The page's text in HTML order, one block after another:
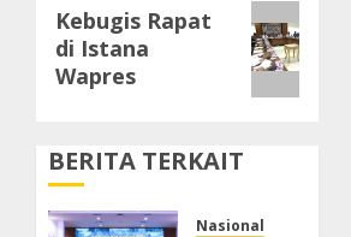
Next
post:
Kebugis Rapat
di Istana
Wapres
BERITA TERKAIT
Nasional